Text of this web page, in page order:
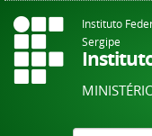
Instituto
Sergipe